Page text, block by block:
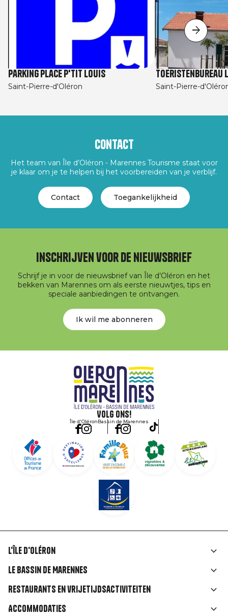
Parking Place P'tit Louis
Saint-Pierre-d'Oléron
Toeristenbureau
Saint-Pierre-
Contact
Het team van Île d’Oléron - Marennes Tourisme staat voor
je klaar om je te helpen bij het voorbereiden van je verblijf.
Contact Toegankelijkheid
Inschrijven voor de nieuwsbrief
Schrijf je in voor de nieuwsbrief van Île d’Oléron en het
bekken van Marennes om als eerste nieuwtjes, tips en
speciale aanbiedingen te ontvangen.
Ik wil me abonneren
Volg ons!
Île d'OléronBassin de Marennes
Liens
rubriques
L'île d'Oléron
Le Bassin de Marennes
Restaurants en vrijetijdsactiviteiten
Accommodaties